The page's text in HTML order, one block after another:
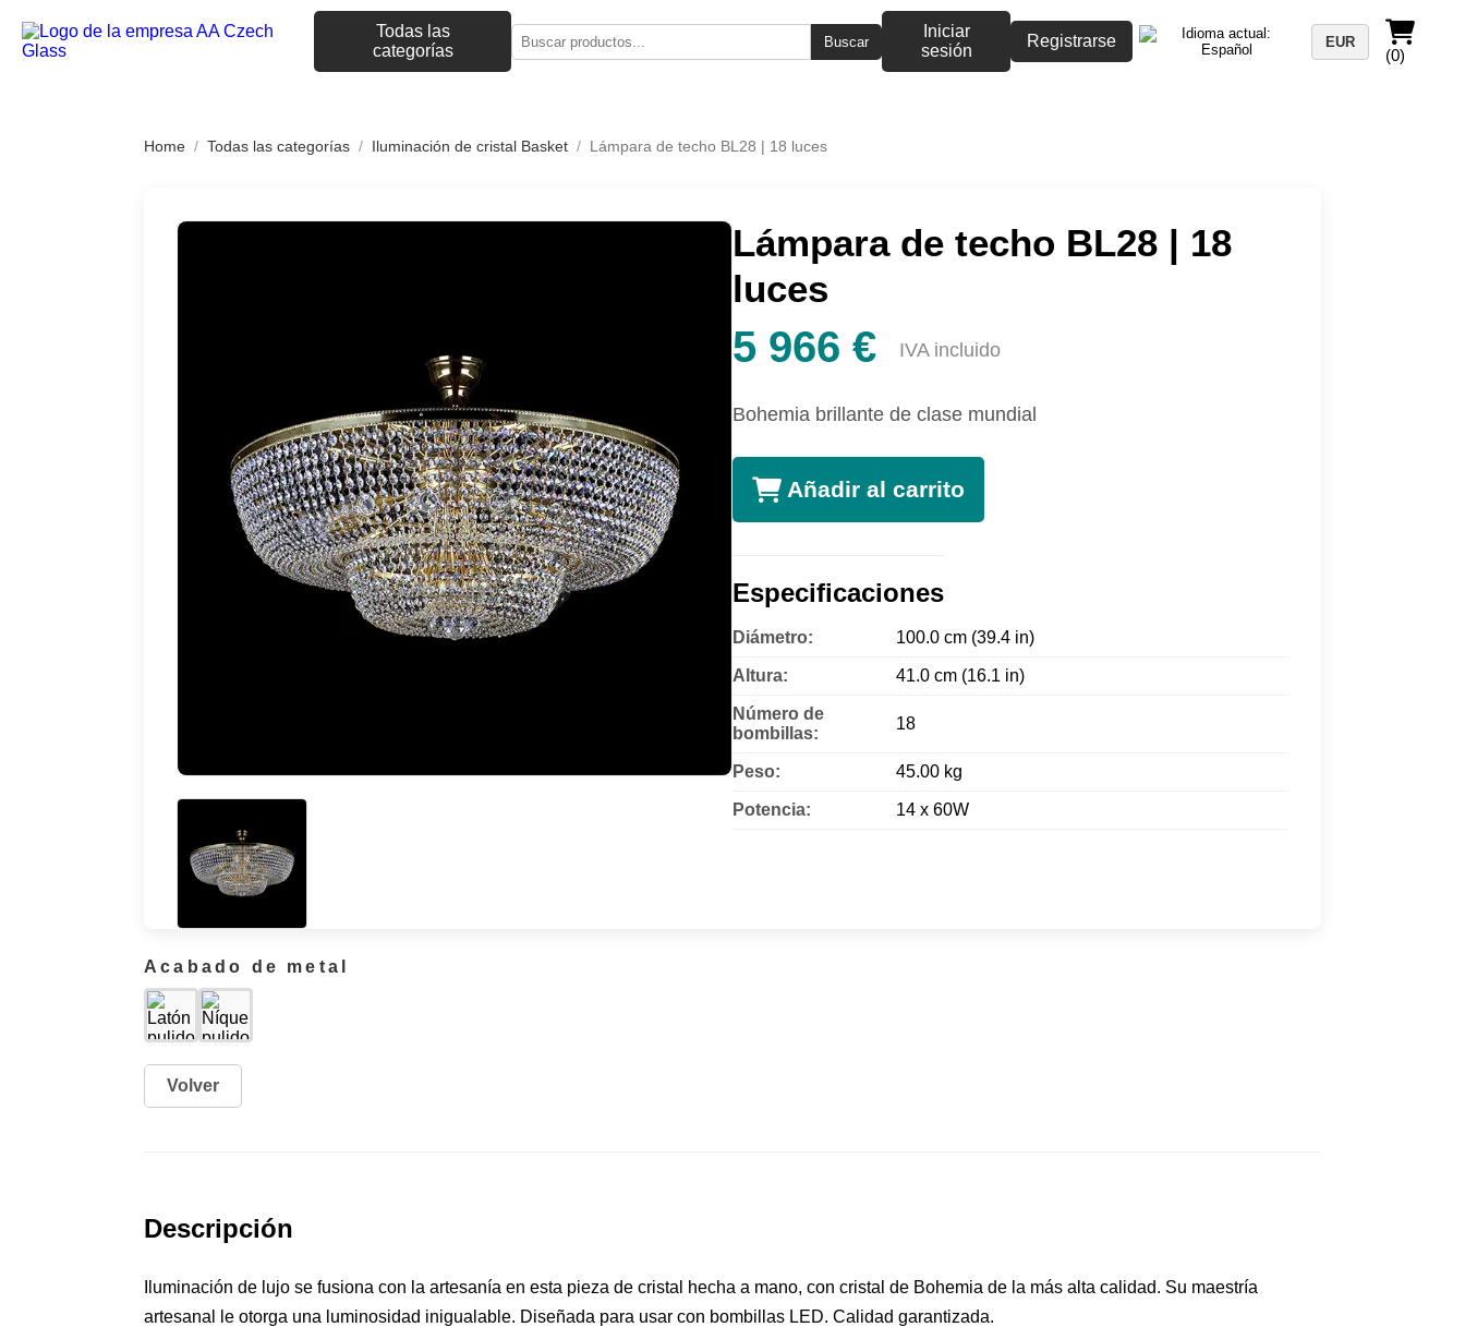
Todas las
categorías
Buscar
Iniciar
sesión
Registrarse EUR
(0)
Home / Todas las categorías / Iluminación de cristal Basket / Lámpara de techo BL28 | 18 luces
Lámpara de techo BL28 | 18
luces
5 966 € IVA incluido
Bohemia brillante de clase mundial
Añadir al carrito
Especificaciones
Diámetro: 100.0 cm (39.4 in)
Altura: 41.0 cm (16.1 in)
Número de
bombillas:
18
Peso: 45.00 kg
Potencia: 14 x 60W
Acabado de metal
Volver
Descripción
Iluminación de lujo se fusiona con la artesanía en esta pieza de cristal hecha a mano, con cristal de Bohemia de la más alta calidad. Su maestría
artesanal le otorga una luminosidad inigualable. Diseñada para usar con bombillas LED. Calidad garantizada.